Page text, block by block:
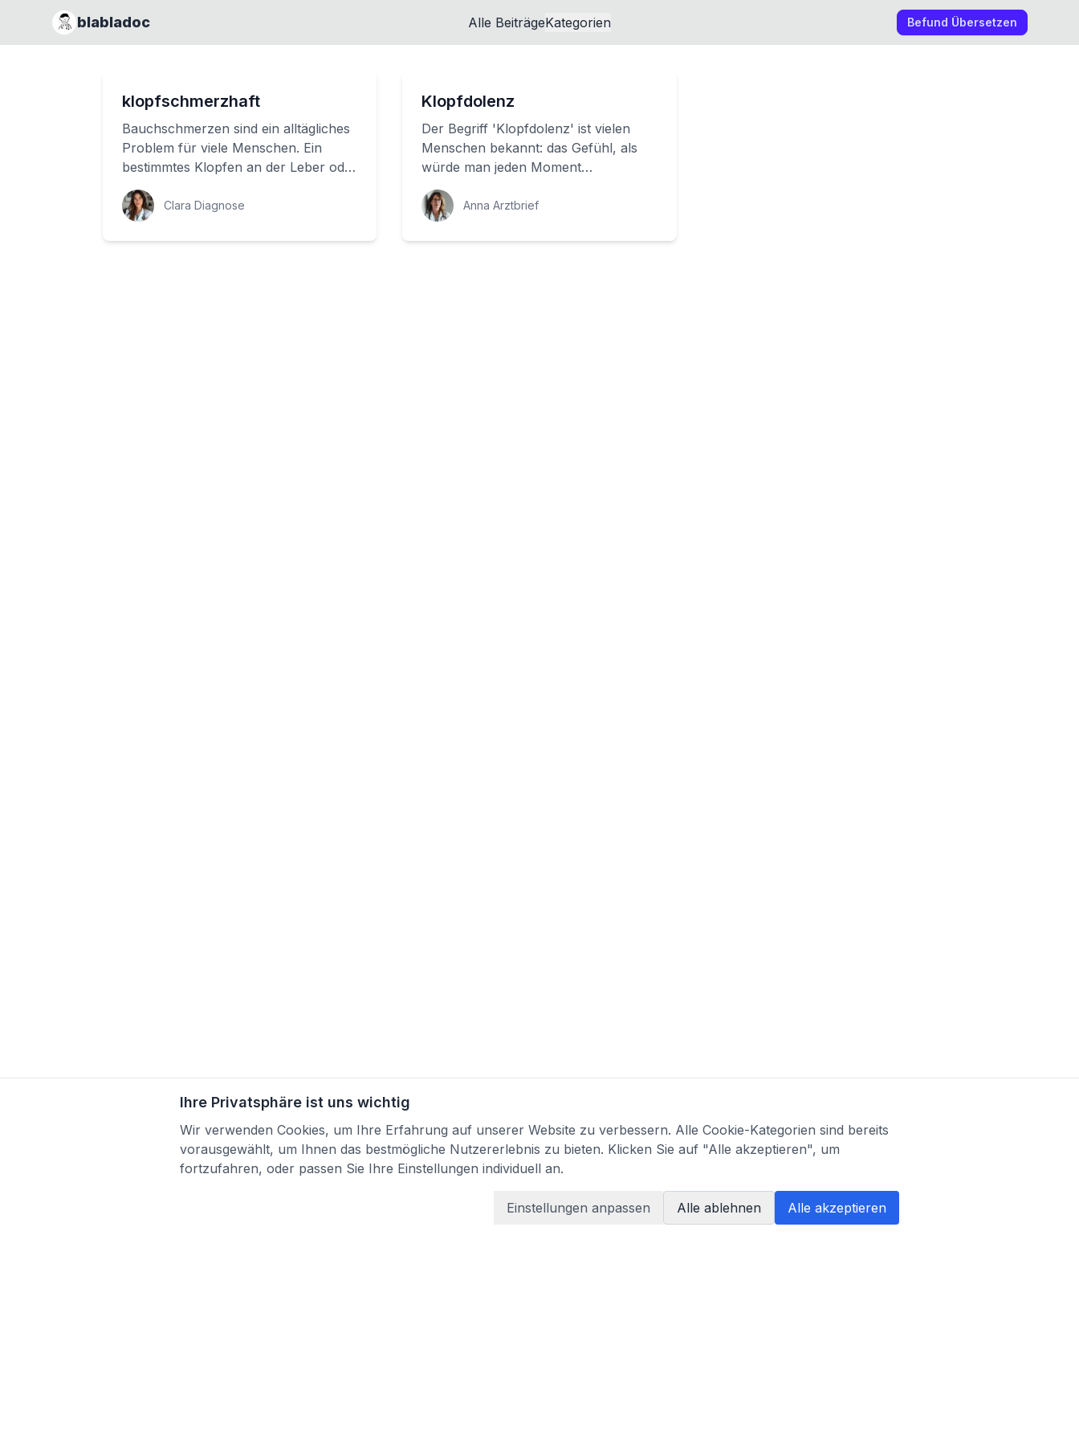
blabladoc Alle BeiträgeKategorien Befund Übersetzen
klopfschmerzhaft
Bauchschmerzen sind ein alltägliches
Problem für viele Menschen. Ein
bestimmtes Klopfen an der Leber oder
dem Magen kann unangenehm und
wehtunlich sei...
Clara Diagnose
Klopfdolenz
Der Begriff 'Klopfdolenz' ist vielen
Menschen bekannt: das Gefühl, als
würde man jeden Moment
explodieren, wenn man sich nur noch
ein bisschen mehr be...
Anna Arztbrief
Ihre Privatsphäre ist uns wichtig
Wir verwenden Cookies, um Ihre Erfahrung auf unserer Website zu verbessern. Alle Cookie-Kategorien sind bereits
vorausgewählt, um Ihnen das bestmögliche Nutzererlebnis zu bieten. Klicken Sie auf "Alle akzeptieren", um
fortzufahren, oder passen Sie Ihre Einstellungen individuell an.
Einstellungen anpassen Alle ablehnen Alle akzeptieren